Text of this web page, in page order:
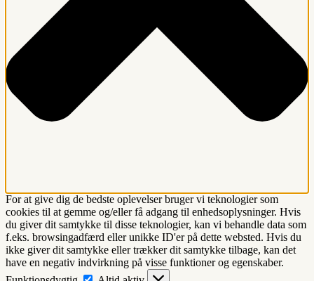
For at give dig de bedste oplevelser bruger vi teknologier som
cookies til at gemme og/eller få adgang til enhedsoplysninger. Hvis
du giver dit samtykke til disse teknologier, kan vi behandle data som
f.eks. browsingadfærd eller unikke ID'er på dette websted. Hvis du
ikke giver dit samtykke eller trækker dit samtykke tilbage, kan det
have en negativ indvirkning på visse funktioner og egenskaber.
Funktionsdygtig